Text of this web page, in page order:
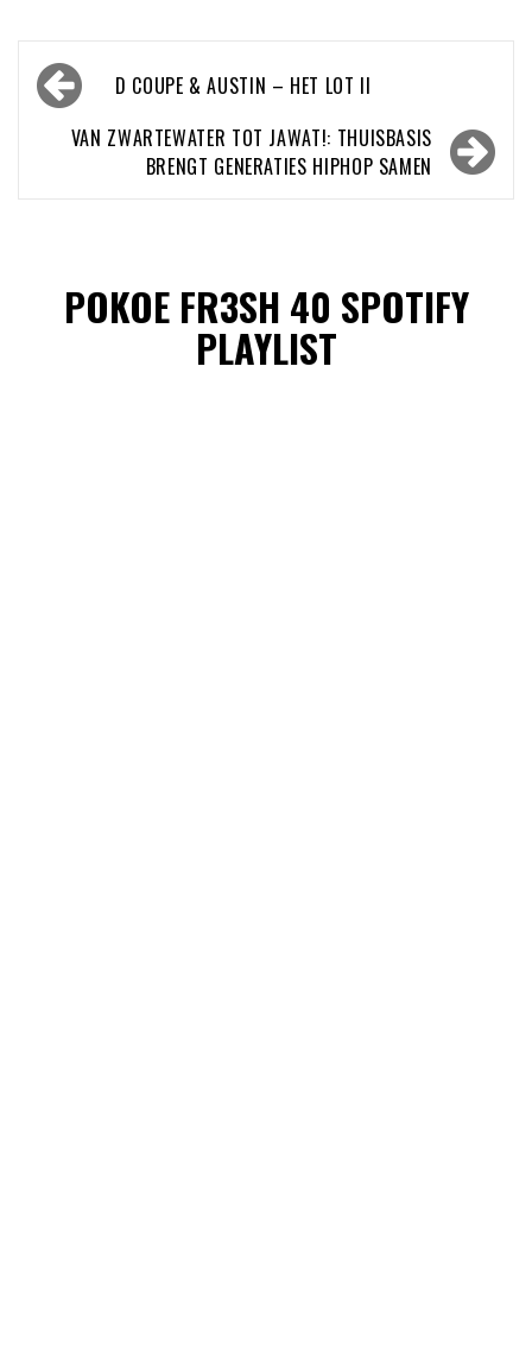
Bericht
navigatieD COUPE & AUSTIN – HET LOT II
VAN ZWARTEWATER TOT JAWAT!: THUISBASIS
BRENGT GENERATIES HIPHOP SAMEN
POKOE FR3SH 40 SPOTIFY
PLAYLIST